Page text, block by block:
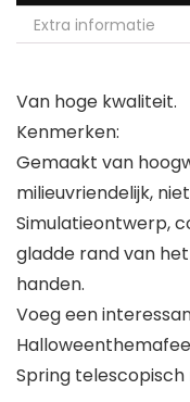
Extra informatie
Van hoge kwaliteit.
Kenmerken:
Gemaakt van
milieuvriendelijk,
Simulatieontwerp,
gladde rand van
handen.
Voeg een
Spring